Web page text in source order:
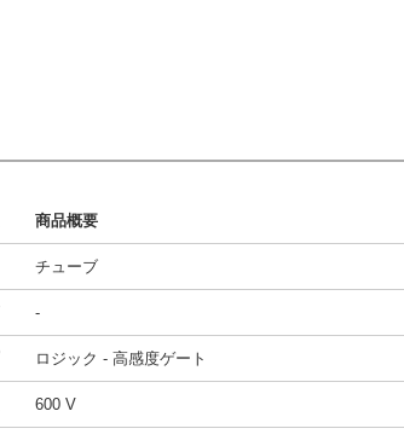
商品概要
チューブ
-
ロジック - 高感度ゲート
600 V